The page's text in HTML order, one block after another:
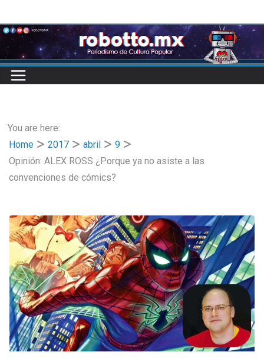
to
content
You are here:
Home
2017 abril
9
Opinión: ALEX ROSS ¿Porque ya no asiste a las
convenciones de cómics?